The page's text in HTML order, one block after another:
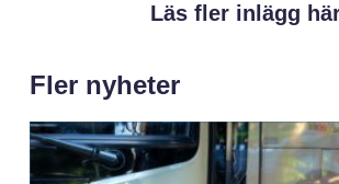
Läs fler inlägg
Fler nyheter